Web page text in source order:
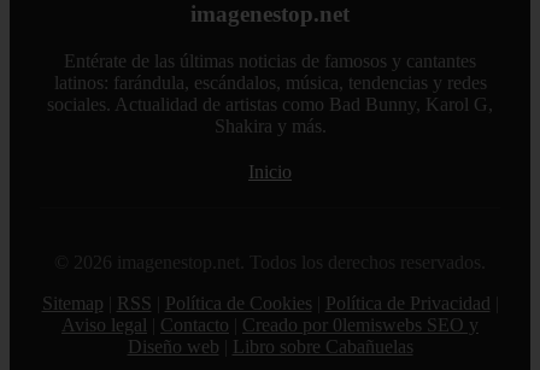
imagenestop.net
Entérate de las últimas noticias de famosos y cantantes
latinos: farándula, escándalos, música, tendencias y redes
sociales. Actualidad de artistas como Bad Bunny, Karol G,
Shakira y más.
Inicio
© 2026 imagenestop.net. Todos los derechos reservados.
Sitemap
RSS Política de Cookies Política de Privacidad
Aviso legal
Contacto
Creado por 0lemiswebs SEO y
Diseño web
Libro sobre Cabañuelas